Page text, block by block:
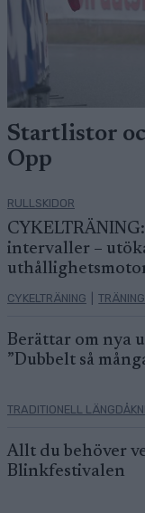
Startlistor
Opp
RULLSKIDOR
intervaller –
CYKELTRÄNING TRÄNING
Berättar om nya
”Dubbelt så
TRADITIONELL
Allt du behöver
Blinkfestivalen